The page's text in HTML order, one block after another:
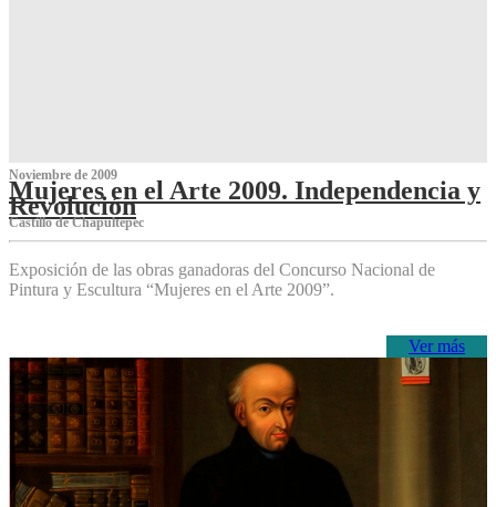
Noviembre de 2009
Mujeres en el Arte 2009. Independencia y
Revolución
Castillo de Chapultepec
Exposición de las obras ganadoras del Concurso Nacional de
Pintura y Escultura “Mujeres en el Arte 2009”.
Ver más